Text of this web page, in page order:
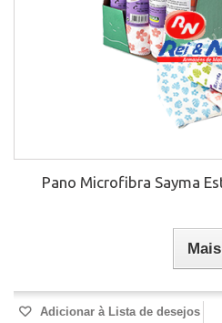
Pano Microfibra Sayma
Mais
Adicionar à Lista de desejos